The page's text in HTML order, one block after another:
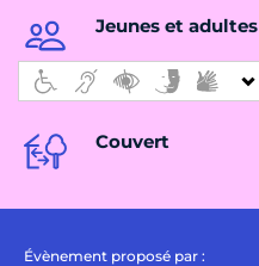
Jeunes et adultes
Couvert
Évènement proposé par :